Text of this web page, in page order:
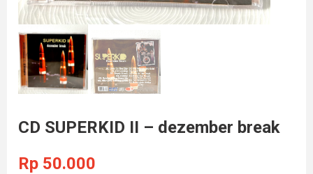
CD SUPERKID II – dezember break
Rp 50.000